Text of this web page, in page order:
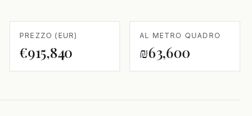
PREZZO (EUR)
€915,840
AL METRO QUADRO
₪63,600